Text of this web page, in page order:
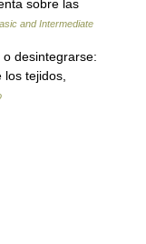
sobre las
and Intermediate
desintegrarse:
tejidos,